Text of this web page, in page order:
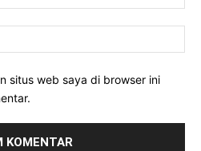
situs web saya di browser ini